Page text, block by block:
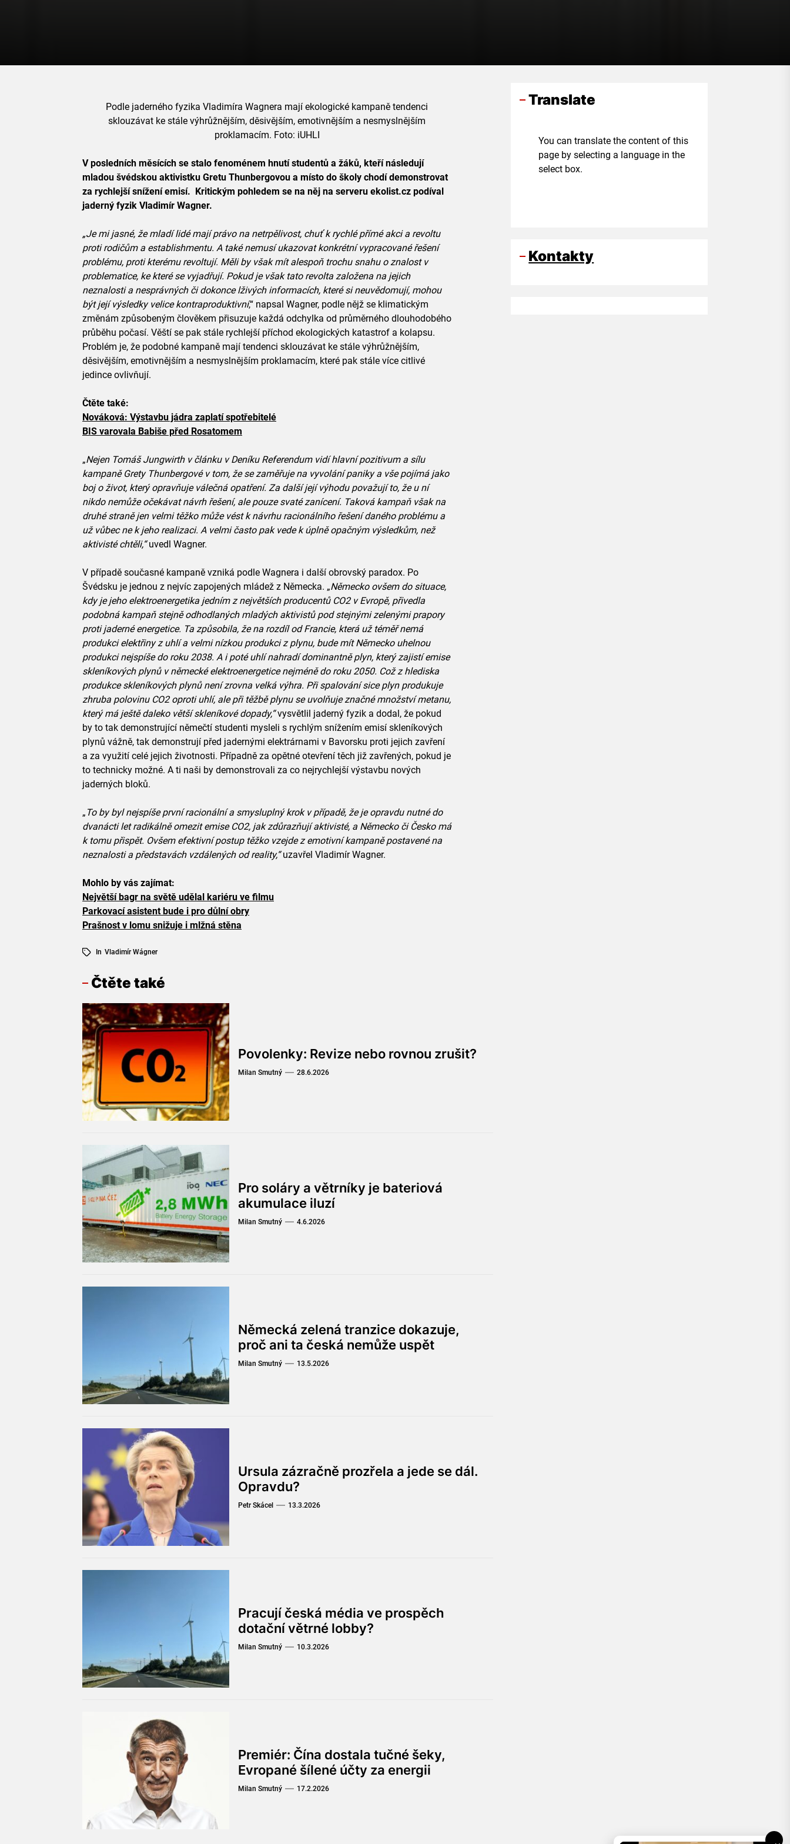
Podle jaderného fyzika Vladimíra Wagnera mají ekologické kampaně tendenci
sklouzávat ke stále výhrůžnějším, děsivějším, emotivnějším a nesmyslnějším
proklamacím. Foto: iUHLI
V posledních měsících se stalo fenoménem hnutí studentů a žáků, kteří následují
mladou švédskou aktivistku Gretu Thunbergovou a místo do školy chodí demonstrovat
za rychlejší snížení emisí. Kritickým pohledem se na něj na serveru ekolist.cz podíval
jaderný fyzik Vladimír Wagner.
„Je mi jasné, že mladí lidé mají právo na netrpělivost, chuť k rychlé přímé akci a revoltu
proti rodičům a establishmentu. A také nemusí ukazovat konkrétní vypracované řešení
problému, proti kterému revoltují. Měli by však mít alespoň trochu snahu o znalost v
problematice, ke které se vyjadřují. Pokud je však tato revolta založena na jejich
neznalosti a nesprávných či dokonce lživých informacích, které si neuvědomují, mohou
být její výsledky velice kontraproduktivní,“ napsal Wagner, podle nějž se klimatickým
změnám způsobeným člověkem přisuzuje každá odchylka od průměrného dlouhodobého
průběhu počasí. Věští se pak stále rychlejší příchod ekologických katastrof a kolapsu.
Problém je, že podobné kampaně mají tendenci sklouzávat ke stále výhrůžnějším,
děsivějším, emotivnějším a nesmyslnějším proklamacím, které pak stále více citlivé
jedince ovlivňují.
Čtěte také:
Nováková: Výstavbu jádra zaplatí spotřebitelé
BIS varovala Babiše před Rosatomem
„Nejen Tomáš Jungwirth v článku v Deníku Referendum vidí hlavní pozitivum a sílu
kampaně Grety Thunbergové v tom, že se zaměřuje na vyvolání paniky a vše pojímá jako
boj o život, který opravňuje válečná opatření. Za další její výhodu považují to, že u ní
nikdo nemůže očekávat návrh řešení, ale pouze svaté zanícení. Taková kampaň však na
druhé straně jen velmi těžko může vést k návrhu racionálního řešení daného problému a
už vůbec ne k jeho realizaci. A velmi často pak vede k úplně opačným výsledkům, než
aktivisté chtěli,“uvedl Wagner.
V případě současné kampaně vzniká podle Wagnera i další obrovský paradox. Po
Švédsku je jednou z nejvíc zapojených mládež z Německa. „Německo ovšem do situace,
kdy je jeho elektroenergetika jedním z největších producentů CO2 v Evropě, přivedla
podobná kampaň stejně odhodlaných mladých aktivistů pod stejnými zelenými prapory
proti jaderné energetice. Ta způsobila, že na rozdíl od Francie, která už téměř nemá
produkci elektřiny z uhlí a velmi nízkou produkci z plynu, bude mít Německo uhelnou
produkci nejspíše do roku 2038. A i poté uhlí nahradí dominantně plyn, který zajistí emise
skleníkových plynů v německé elektroenergetice nejméně do roku 2050. Což z hlediska
produkce skleníkových plynů není zrovna velká výhra. Při spalování sice plyn produkuje
zhruba polovinu CO2 oproti uhlí, ale při těžbě plynu se uvolňuje značné množství metanu,
který má ještě daleko větší skleníkové dopady,“vysvětlil jaderný fyzik a dodal, že pokud
by to tak demonstrující němečtí studenti mysleli s rychlým snížením emisí skleníkových
plynů vážně, tak demonstrují před jadernými elektrárnami v Bavorsku proti jejich zavření
a za využití celé jejich životnosti. Případně za opětné otevření těch již zavřených, pokud je
to technicky možné. A ti naši by demonstrovali za co nejrychlejší výstavbu nových
jaderných bloků.
„ To by byl nejspíše první racionální a smysluplný krok v případě, že je opravdu nutné do
dvanácti let radikálně omezit emise CO2, jak zdůrazňují aktivisté, a Německo či Česko má
k tomu přispět. Ovšem efektivní postup těžko vzejde z emotivní kampaně postavené na
neznalosti a představách vzdálených od reality,“uzavřel Vladimír Wagner.
Mohlo by vás zajímat:
Největší bagr na světě udělal kariéru ve filmu
Parkovací asistent bude i pro důlní obry
Prašnost v lomu snižuje i mlžná stěna
In Vladimír Wágner
Čtěte také
Povolenky: Revize nebo rovnou zrušit?
Milan Smutný 28.6.2026
Pro soláry a větrníky je bateriová
akumulace iluzí
Milan Smutný 4.6.2026
Německá zelená tranzice dokazuje,
proč ani ta česká nemůže uspět
Milan Smutný 13.5.2026
Ursula zázračně prozřela a jede se dál.
Opravdu?
Petr Skácel 13.3.2026
Pracují česká média ve prospěch
dotační větrné lobby?
Milan Smutný 10.3.2026
Premiér: Čína dostala tučné šeky,
Evropané šílené účty za energii
Milan Smutný 17.2.2026
Translate
You can translate the content of this
page by selecting a language in the
select box.
Kontakty